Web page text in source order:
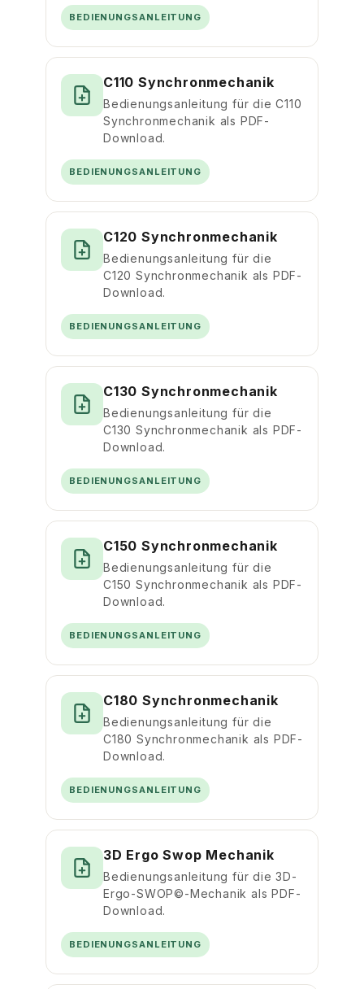
BEDIENUNGSANLEITUNG
C110 Synchronmechanik
Bedienungsanleitung für die C110
Synchronmechanik als PDF-
Download.
BEDIENUNGSANLEITUNG
C120 Synchronmechanik
Bedienungsanleitung für die
C120 Synchronmechanik als PDF-
Download.
BEDIENUNGSANLEITUNG
C130 Synchronmechanik
Bedienungsanleitung für die
C130 Synchronmechanik als PDF-
Download.
BEDIENUNGSANLEITUNG
C150 Synchronmechanik
Bedienungsanleitung für die
C150 Synchronmechanik als PDF-
Download.
BEDIENUNGSANLEITUNG
C180 Synchronmechanik
Bedienungsanleitung für die
C180 Synchronmechanik als PDF-
Download.
BEDIENUNGSANLEITUNG
3D Ergo Swop Mechanik
Bedienungsanleitung für die 3D-
Ergo-SWOP©-Mechanik als PDF-
Download.
BEDIENUNGSANLEITUNG